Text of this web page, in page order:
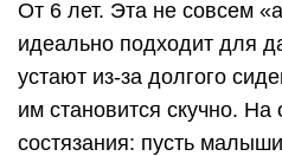
От 6 лет. Эта не совсем
идеально подходит для
устают из-за долгого
им становится скучно. На
состязания: пусть